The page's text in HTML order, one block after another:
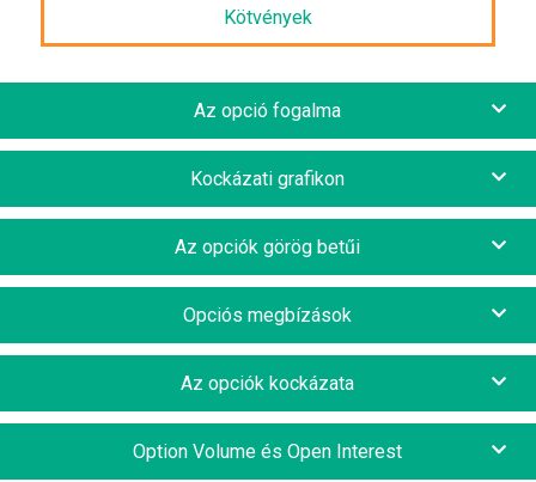
Kötvények
Az opció fogalma
Kockázati grafikon
Az opciók görög betűi
Opciós megbízások
Az opciók kockázata
Option Volume és Open Interest